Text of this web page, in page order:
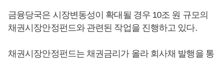
금융당국은 시장변동성이 확대될 경우 10조 원 규모의
채권시장안정펀드와 관련된 작업을 진행하고 있다.
채권시장안정펀드는 채권금리가 올라 회사채 발행을 통